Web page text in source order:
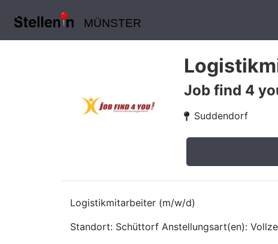
MÜNSTER
Job find 4
Suddendorf
Logistikmitarbeiter (m/w/d)
Standort: Schüttorf Anstellungsart(en):